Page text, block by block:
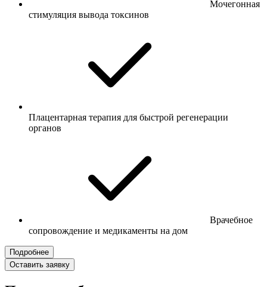
Мочегонная
стимуляция вывода токсинов
Плацентарная терапия для быстрой регенерации
органов
Врачебное
сопровождение и медикаменты на дом
Подробнее
Оставить заявку